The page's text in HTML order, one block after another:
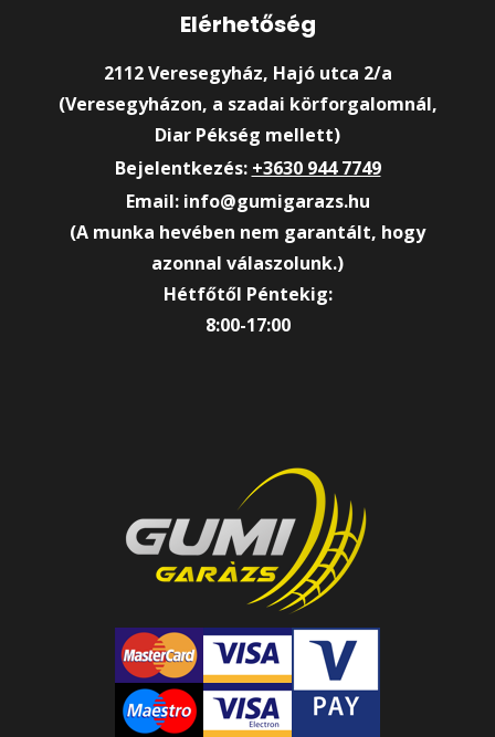
Elérhetőség
2112 Veresegyház, Hajó utca 2/a
(Veresegyházon, a szadai körforgalomnál,
Diar Pékség mellett)
Bejelentkezés: +3630 944 7749
Email: info@gumigarazs.hu
(A munka hevében nem garantált, hogy
azonnal válaszolunk.)
Hétfőtől Péntekig:
8:00-17:00